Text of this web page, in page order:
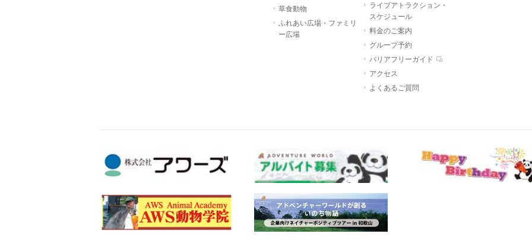
草食動物
ふれあい広場・ファミリ
ー広場
ライブアトラクション・
スケジュール
料金のご案内
グループ予約
バリアフリーガイド
アクセス
よくあるご質問